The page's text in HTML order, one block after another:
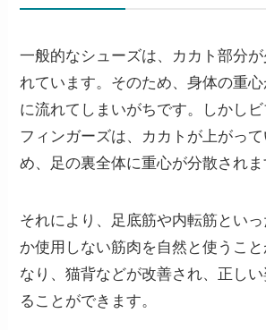
一般的なシューズは、カカト部分
れています。そのため、身体の重
に流れてしまいがちです。しかし
フィンガーズは、カカトが上がっ
め、足の裏全体に重心が分散されま
それにより、足底筋や内転筋とい
か使用しない筋肉を自然と使うこ
なり、猫背などが改善され、正し
ることができます。